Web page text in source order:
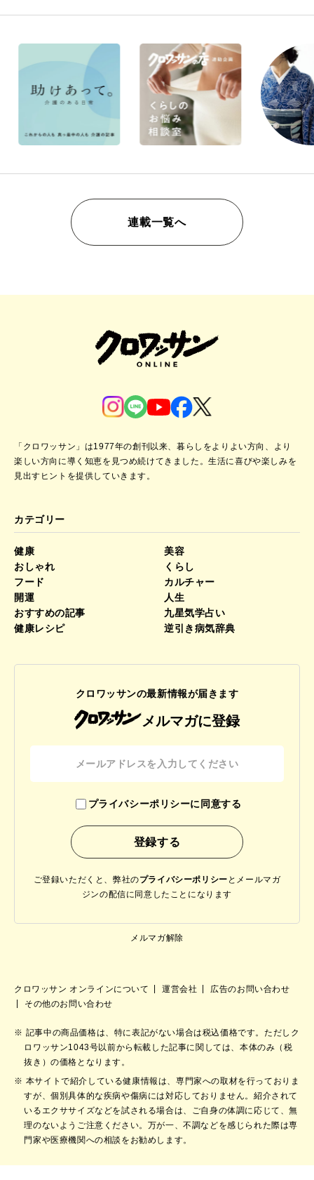
連載一覧へ
「クロワッサン」は1977年の創刊以来、暮らしをよりよい方向、より
楽しい方向に導く知恵を見つめ続けてきました。生活に喜びや楽しみを
見出すヒントを提供していきます。
カテゴリー
健康
美容
おしゃれ
くらし
フード
カルチャー
開運
人生
おすすめの記事
九星気学占い
健康レシピ
逆引き病気辞典
クロワッサンの最新情報が届きます
メルマガに登録
プライバシーポリシーに同意する
ご登録いただくと、弊社のプライバシーポリシー と メールマガ
ジンの配信に同意したことになります
メルマガ解除
クロワッサン オンラインについて 運営会社
広告のお問い合わせ
その他のお問い合わせ
記事中の商品価格は、特に表記がない場合は税込価格です。ただしク
ロワッサン1043号以前から転載した記事に関しては、本体のみ（税
抜き）の価格となります。
本サイトで紹介している健康情報は、専門家への取材を行っておりま
すが、個別具体的な疾病や傷病には対応しておりません。紹介されて
いるエクササイズなどを試される場合は、ご自身の体調に応じて、無
理のないようご注意ください。万が一、不調などを感じられた際は専
門家や医療機関への相談をお勧めします。